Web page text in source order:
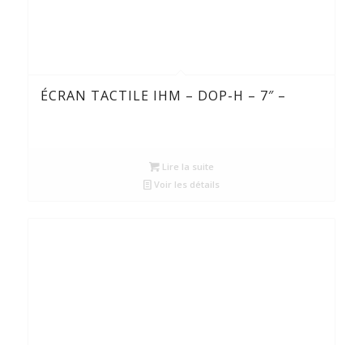
ÉCRAN TACTILE IHM – DOP-H – 7″ –
Lire la suite
Voir les détails